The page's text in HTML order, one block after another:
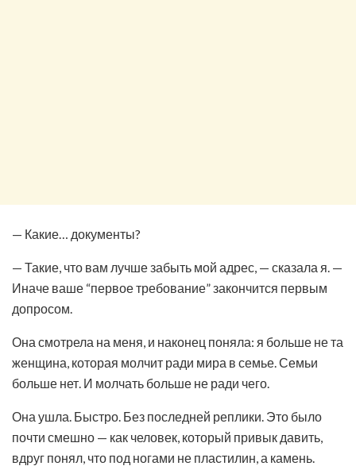
— Какие… документы?
— Такие, что вам лучше забыть мой адрес, — сказала я. —
Иначе ваше “первое требование” закончится первым
допросом.
Она смотрела на меня, и наконец поняла: я больше не та
женщина, которая молчит ради мира в семье. Семьи
больше нет. И молчать больше не ради чего.
Она ушла. Быстро. Без последней реплики. Это было
почти смешно — как человек, который привык давить,
вдруг понял, что под ногами не пластилин, а камень.